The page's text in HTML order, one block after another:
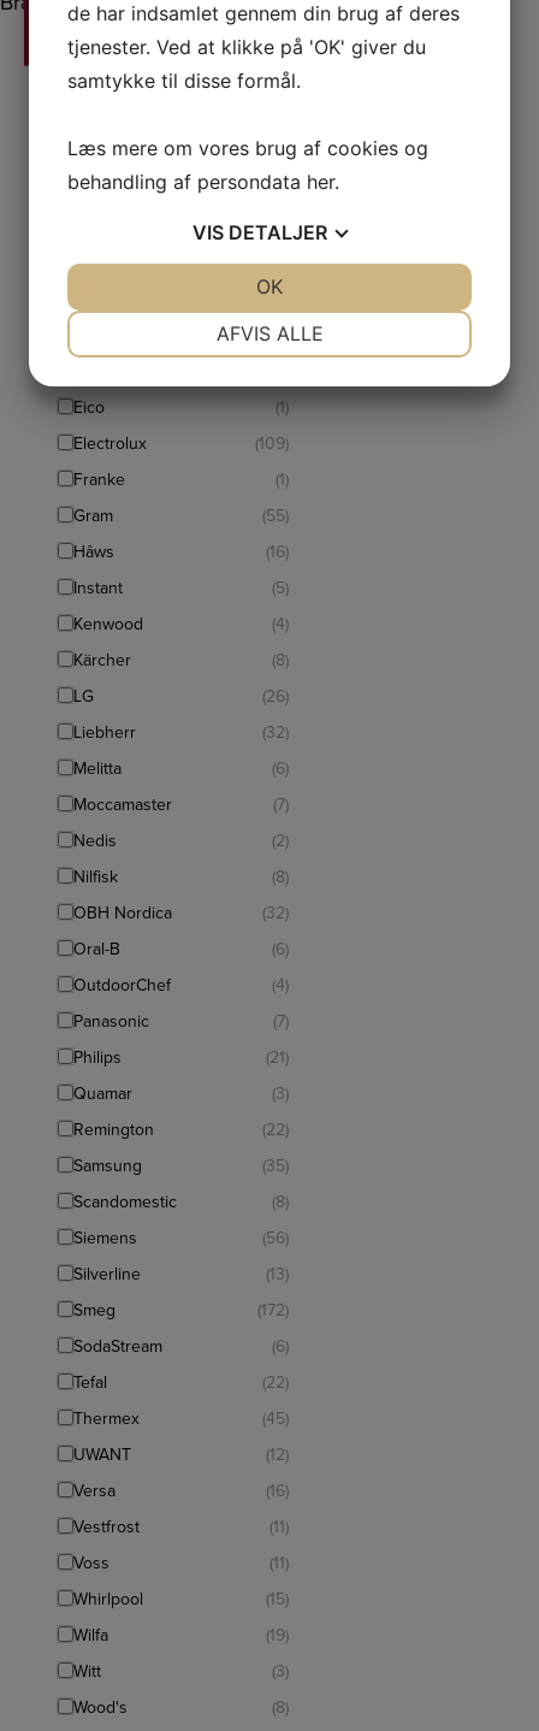
AEG
(68)
Asko
(14)
BaByliss Paris
(3)
Beurer
(17)
(3)
Bosch
(95)
(19)
(10)
Eico
(1)
Electrolux
(109)
Franke
(1)
Gram
(55)
Hâws
(16)
Instant
(5)
Kenwood
(4)
Kärcher
(8)
LG
(26)
Liebherr
(32)
Melitta
(6)
Moccamaster
(7)
Nedis
(2)
Nilfisk
(8)
OBH Nordica
(32)
Oral-B
(6)
OutdoorChef
(4)
Panasonic
(7)
Philips
(21)
Quamar
(3)
Remington
(22)
Samsung
(35)
Scandomestic
(8)
Siemens
(56)
Silverline
(13)
Smeg
(172)
SodaStream
(6)
Tefal
(22)
Thermex
(45)
UWANT
(12)
Versa
(16)
Vestfrost
(11)
Voss
(11)
Whirlpool
(15)
Wilfa
(19)
Witt
(3)
Wood's
(8)
de har indsamlet gennem din brug af deres
tjenester. Ved at klikke på 'OK' giver du
samtykke til disse formål.
Læs mere om vores brug af cookies og
behandling af persondata her.
VIS DETALJER
AFVIS ALLE
OK